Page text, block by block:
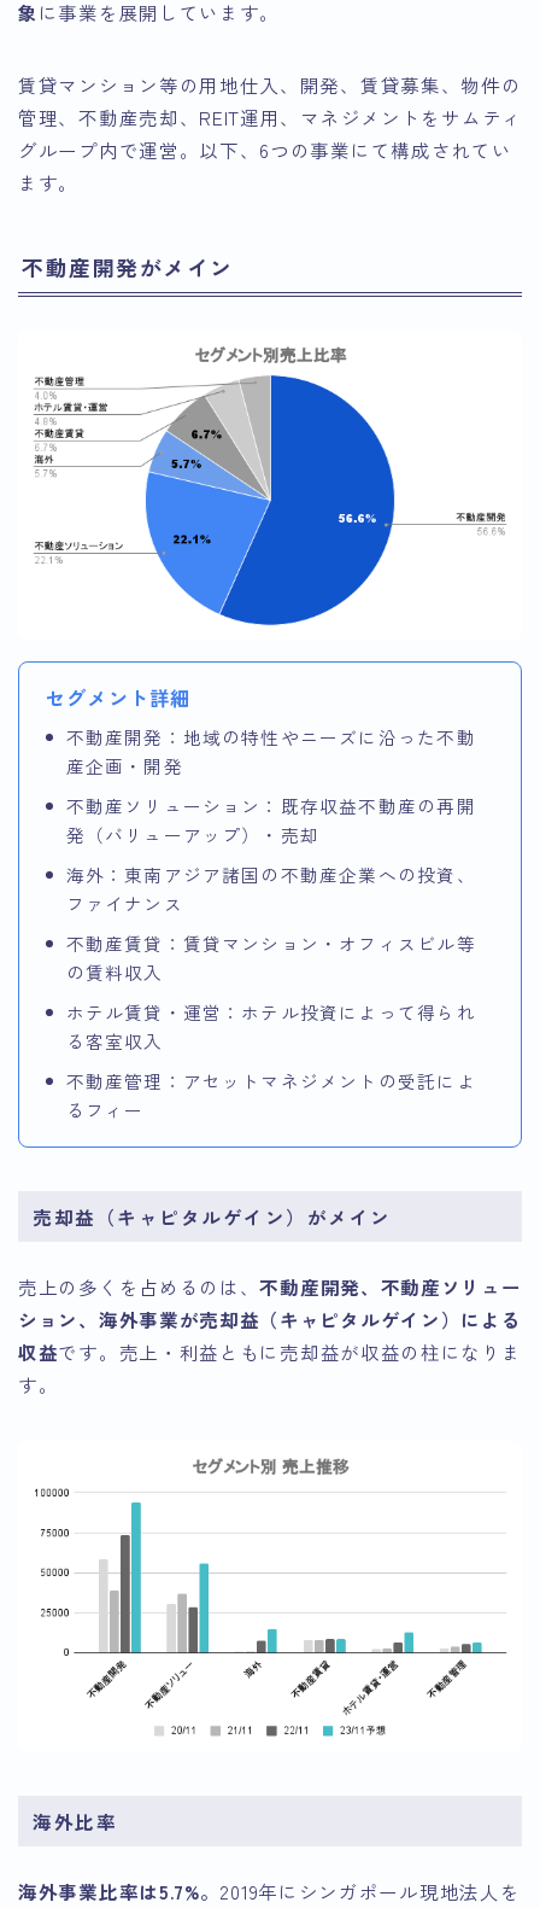
象 に事業を展開しています。
賃貸マンション等の用地仕入、開発、賃貸募集、物件の
管理、不動産売却、REIT運用、マネジメントをサムティ
グループ内で運営。以下、6つの事業にて構成されてい
ます。
不動産開発がメイン
セグメント詳細
不動産開発：地域の特性やニーズに沿った不動
産企画・開発
不動産ソリューション：既存収益不動産の再開
発（バリューアップ）・売却
海外：東南アジア諸国の不動産企業への投資、
ファイナンス
不動産賃貸：賃貸マンション・オフィスビル等
の賃料収入
ホテル賃貸・運営：ホテル投資によって得られ
る客室収入
不動産管理：アセットマネジメントの受託によ
るフィー
売却益（キャピタルゲイン）がメイン
売上の多くを占めるのは、不動産開発、不動産ソリュー
ション、海外事業が売却益（キャピタルゲイン）による
収益です。売上・利益ともに売却益が収益の柱になりま
す。
海外比率
海外事業比率は5.7%。 2019年にシンガポール現地法人を